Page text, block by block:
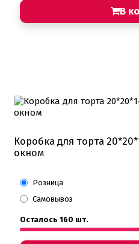
В
Коробка для торта
окном
Розница
Самовывоз
Осталось 160 шт.